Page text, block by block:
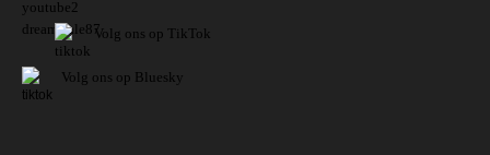
Volg ons op TikTok
Volg ons op Bluesky